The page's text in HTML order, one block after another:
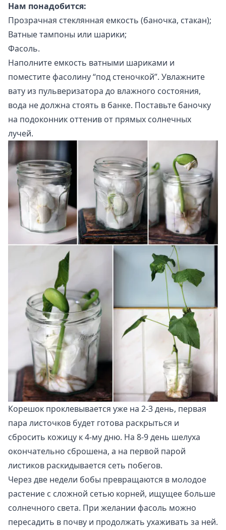
Нам понадобится:
Прозрачная стеклянная емкость (баночка, стакан);
Ватные тампоны или шарики;
Фасоль.
Наполните емкость ватными шариками и
поместите фасолину “под стеночкой”. Увлажните
вату из пульверизатора до влажного состояния,
вода не должна стоять в банке. Поставьте баночку
на подоконник оттенив от прямых солнечных
лучей.
Корешок проклевывается уже на 2-3 день, первая
пара листочков будет готова раскрыться и
сбросить кожицу к 4-му дню. На 8-9 день шелуха
окончательно сброшена, а на первой парой
листиков раскидывается сеть побегов.
Через две недели бобы превращаются в молодое
растение с сложной сетью корней, ищущее больше
солнечного света. При желании фасоль можно
пересадить в почву и продолжать ухаживать за ней.